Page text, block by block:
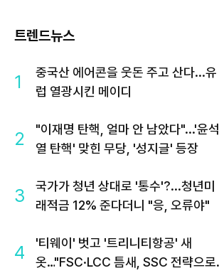
트렌드뉴스
1
중국산 에어콘을 웃돈 주고 산다...유
럽 열광시킨 메이디
2
"이재명 탄핵, 얼마 안 남았다"...'윤석
열 탄핵' 맞힌 무당, '성지글' 등장
3
국가가 청년 상대로 '통수'?...청년미
래적금 12% 준다더니 "응, 오류야"
4
'티웨이' 벗고 '트리니티항공' 새
옷…"FSC·LCC 틈새, SSC 전략으로